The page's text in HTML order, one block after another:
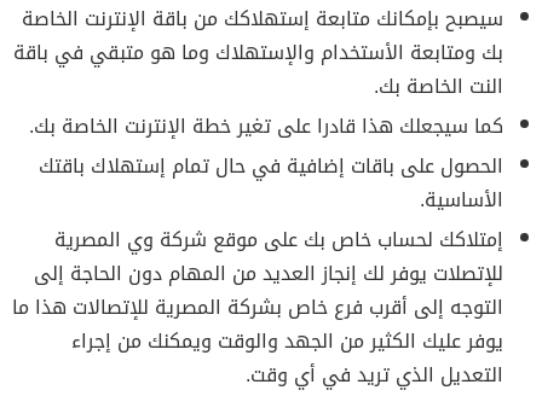
سيصبح بإمكانك متابعة إستهلاكك من باقة الإنترنت الخاصة
بك ومتابعة الأستخدام والإستهلاك وما هو متبقي في باقة
النت الخاصة بك.
كما سيجعلك هذا قادرا على تغير خطة الإنترنت الخاصة بك.
الحصول على باقات إضافية في حال تمام إستهلاك باقتك
الأساسية.
إمتلاكك لحساب خاص بك على موقع شركة وي المصرية
للإتصلات يوفر لك إنجاز العديد من المهام دون الحاجة إلى
التوجه إلى أقرب فرع خاص بشركة المصرية للإتصالات هذا ما
يوفر عليك الكثير من الجهد والوقت ويمكنك من إجراء
التعديل الذي تريد في أي وقت.